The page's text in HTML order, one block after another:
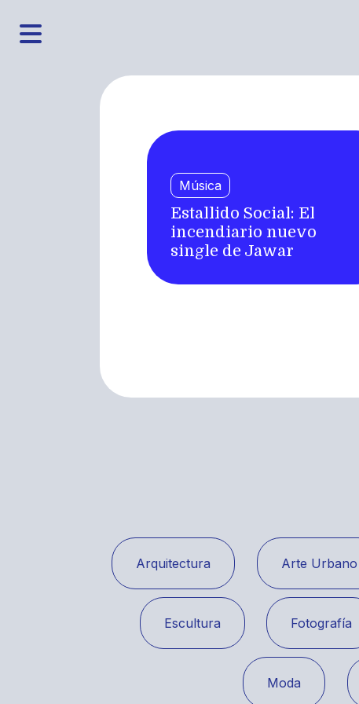
Música
Estallido Social: El
incendiario nuevo
single de Jawar
Arquitectura Arte Urbano
Escultura Fotografía
Moda